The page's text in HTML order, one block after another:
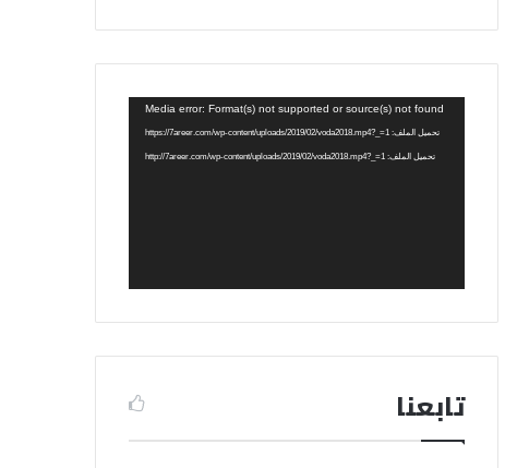
مشغل
الفيديو
Media error: Format(s) not supported or source(s) not found
تحميل الملف: https://7areer.com/wp-content/uploads/2019/02/voda2018.mp4?_=1
تحميل الملف: http://7areer.com/wp-content/uploads/2019/02/voda2018.mp4?_=1
تابعنا